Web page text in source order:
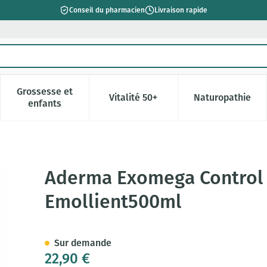
Conseil du pharmacien Livraison rapide
Beauté, soins et hygiène
menu pour la catégorie Régime, alimentation &
Grossesse et
enfantsAfficher le sous-menu pour la catégorie Grossesse
Vitalité 50+Afficher le sous-menu pour la
Naturopathie
Afficher le
Moussant Emollient500ml
Aderma Exomega
Emollient500ml
22,90 €
Sur demande